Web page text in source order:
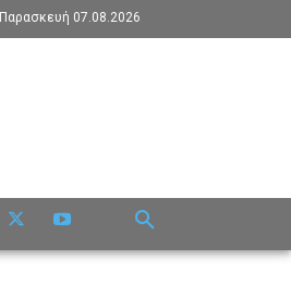
Παρασκευή 07.08.2026